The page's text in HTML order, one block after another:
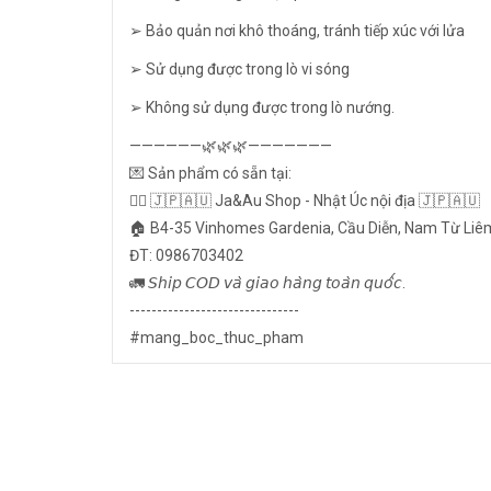
➢ Bảo quản nơi khô thoáng, tránh tiếp xúc với lửa
➢ Sử dụng được trong lò vi sóng
➢ Không sử dụng được trong lò nướng.
——————🌿🌿🌿———————
💌 Sản phẩm có sẵn tại:
👉🏻 🇯🇵🇦🇺 Ja&Au Shop - Nhật Úc nội địa 🇯🇵🇦🇺
🏠 B4-35 Vinhomes Gardenia, Cầu Diễn, Nam Từ
ĐT: 0986703402
🚛 𝘚𝘩𝘪𝘱 𝘊𝘖𝘋 𝘷𝘢̀ 𝘨𝘪𝘢𝘰 𝘩𝘢̀𝘯𝘨 𝘵𝘰𝘢̀𝘯 𝘲𝘶𝘰̂́𝘤.
-------------------------------
#mang_boc_thuc_pham